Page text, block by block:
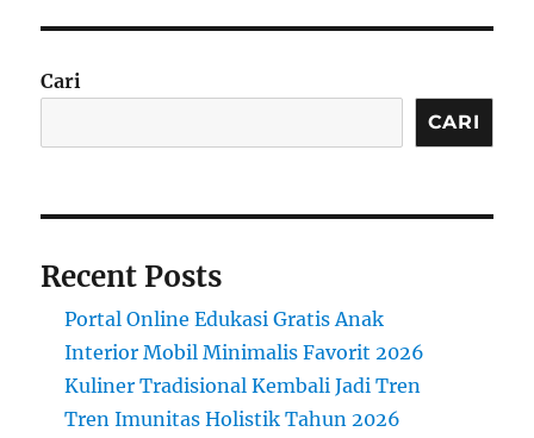
Cari
CARI
Recent Posts
Portal Online Edukasi Gratis Anak
Interior Mobil Minimalis Favorit 2026
Kuliner Tradisional Kembali Jadi Tren
Tren Imunitas Holistik Tahun 2026